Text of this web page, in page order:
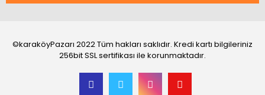
©karaköyPazarı 2022 Tüm hakları saklıdır. Kredi kartı bilgileriniz
256bit SSL sertifikası ile korunmaktadır.